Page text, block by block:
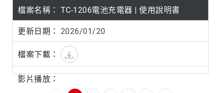
TC-1206電池充電器 | 使用說明書
2026/01/20